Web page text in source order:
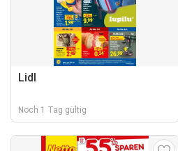
Lidl
Noch 1 Tag gültig